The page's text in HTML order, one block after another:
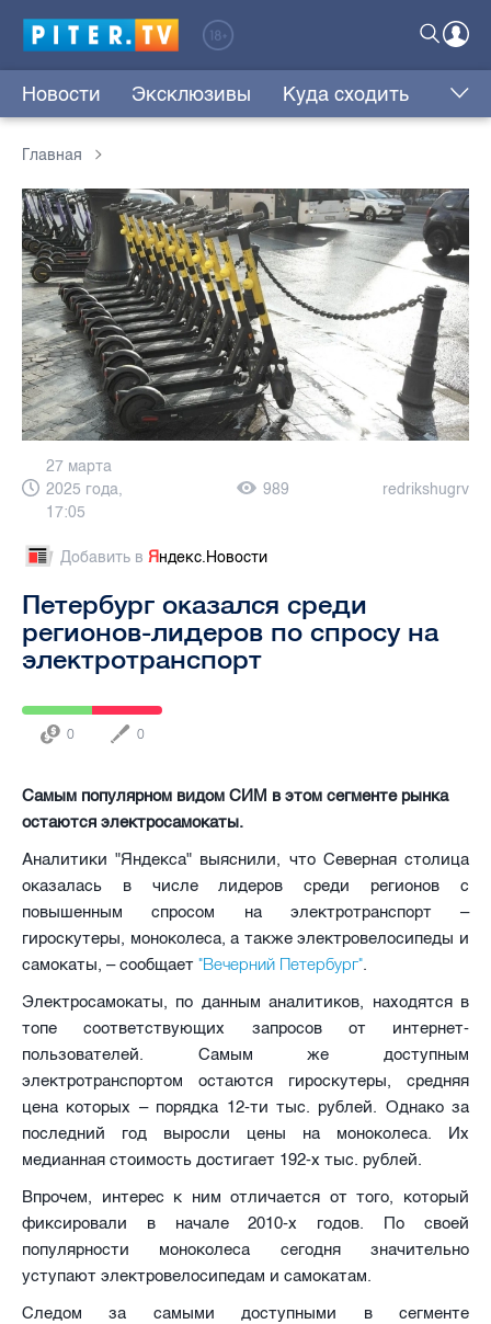
Новости Эксклюзивы Куда сходить
Главная
27 марта
2025 года,
17:05
989 redrikshugrv
Добавить в Яндекс.Новости
Петербург оказался среди
регионов-лидеров по спросу на
электротранспорт
0 0
Самым популярном видом СИМ в этом сегменте рынка
остаются электросамокаты.
Аналитики "Яндекса" выяснили, что Северная столица
оказалась в числе лидеров среди регионов с
повышенным спросом на электротранспорт –
гироскутеры, моноколеса, а также электровелосипеды и
самокаты, – сообщает "Вечерний Петербург".
Электросамокаты, по данным аналитиков, находятся в
топе соответствующих запросов от интернет-
пользователей. Самым же доступным
электротранспортом остаются гироскутеры, средняя
цена которых – порядка 12-ти тыс. рублей. Однако за
последний год выросли цены на моноколеса. Их
медианная стоимость достигает 192-х тыс. рублей.
Впрочем, интерес к ним отличается от того, который
фиксировали в начале 2010-х годов. По своей
популярности моноколеса сегодня значительно
уступают электровелосипедам и самокатам.
Следом за самыми доступными в сегменте